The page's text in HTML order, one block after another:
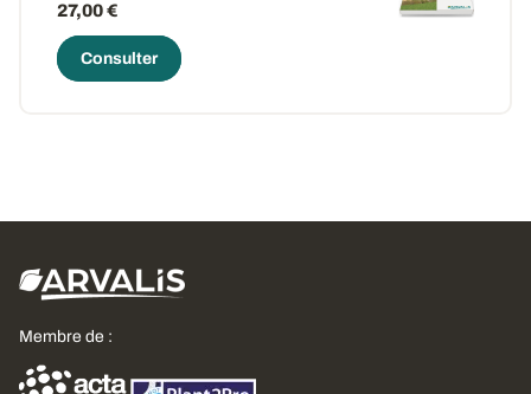
27,00 €
Consulter
Membre de :